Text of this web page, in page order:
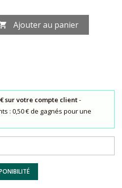
Ajouter au panier
sur votre compte client-
: 0,50 € de gagnés pour une